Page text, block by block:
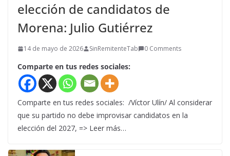
elección de candidatos de
Morena: Julio Gutiérrez
14 de mayo de 2026 SinRemitenteTab 0 Comments
Comparte en tus redes sociales:
Comparte en tus redes sociales: /Víctor Ulín/ Al considerar
que su partido no debe improvisar candidatos en la
elección del 2027, => Leer más…